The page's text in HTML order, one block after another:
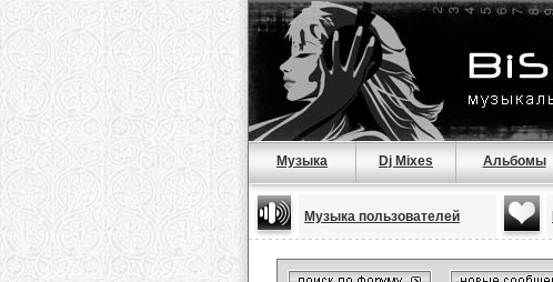
Музыка Dj Mixes Альбомы
Музыка пользователей